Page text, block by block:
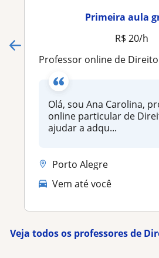
Primeira aula
R$ 20/h
Professor online de Direito particular de Direito. Vou te ajudar a adquirir
Olá, sou Ana Carolina,
online particular de
ajudar a adqu...
Porto Alegre
Vem até você
Veja todos os professores de